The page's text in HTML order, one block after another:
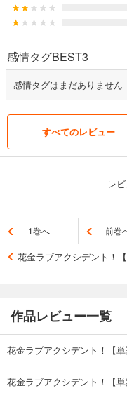
感情タグBEST3
感情タグはまだありません
すべてのレビュー
レ
1巻へ 前巻
花金ラブアクシデント！
作品レビュー一覧
花金ラブアクシデント！【
花金ラブアクシデント！【